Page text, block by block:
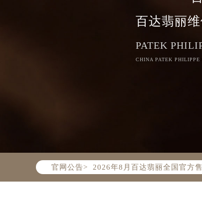
百达翡丽
PATEK
CHINA PATEK PHILIPPE
官网公告>
2026年8月百达翡丽全国官方
百达翡丽官方全国统一服务热
2026年8月百达翡丽售后服务